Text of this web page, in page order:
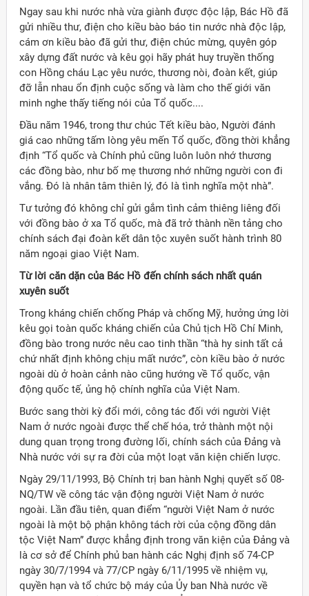
Ngay sau khi nước nhà vừa giành được độc lập, Bác Hồ đã
gửi nhiều thư, điện cho kiều bào báo tin nước nhà độc lập,
cám ơn kiều bào đã gửi thư, điện chúc mừng, quyên góp
xây dựng đất nước và kêu gọi hãy phát huy truyền thống
con Hồng cháu Lạc yêu nước, thương nòi, đoàn kết, giúp
đỡ lẫn nhau ổn định cuộc sống và làm cho thế giới văn
minh nghe thấy tiếng nói của Tổ quốc....
Đầu năm 1946, trong thư chúc Tết kiều bào, Người đánh
giá cao những tấm lòng yêu mến Tổ quốc, đồng thời khẳng
định “Tổ quốc và Chính phủ cũng luôn luôn nhớ thương
các đồng bào, như bố mẹ thương nhớ những người con đi
vắng. Đó là nhân tâm thiên lý, đó là tình nghĩa một nhà”.
Tư tưởng đó không chỉ gửi gắm tình cảm thiêng liêng đối
với đồng bào ở xa Tổ quốc, mà đã trở thành nền tảng cho
chính sách đại đoàn kết dân tộc xuyên suốt hành trình 80
năm ngoại giao Việt Nam.
Từ lời căn dặn của Bác Hồ đến chính sách nhất quán
xuyên suốt
Trong kháng chiến chống Pháp và chống Mỹ, hưởng ứng lời
kêu gọi toàn quốc kháng chiến của Chủ tịch Hồ Chí Minh,
đồng bào trong nước nêu cao tinh thần “thà hy sinh tất cả
chứ nhất định không chịu mất nước”, còn kiều bào ở nước
ngoài dù ở hoàn cảnh nào cũng hướng về Tổ quốc, vận
động quốc tế, ủng hộ chính nghĩa của Việt Nam.
Bước sang thời kỳ đổi mới, công tác đối với người Việt
Nam ở nước ngoài được thể chế hóa, trở thành một nội
dung quan trọng trong đường lối, chính sách của Đảng và
Nhà nước với sự ra đời của một loạt văn kiện chiến lược.
Ngày 29/11/1993, Bộ Chính trị ban hành Nghị quyết số 08-
NQ/TW về công tác vận động người Việt Nam ở nước
ngoài. Lần đầu tiên, quan điểm “người Việt Nam ở nước
ngoài là một bộ phận không tách rời của cộng đồng dân
tộc Việt Nam” được khẳng định trong văn kiện của Đảng và
là cơ sở để Chính phủ ban hành các Nghị định số 74-CP
ngày 30/7/1994 và 77/CP ngày 6/11/1995 về nhiệm vụ,
quyền hạn và tổ chức bộ máy của Ủy ban Nhà nước về